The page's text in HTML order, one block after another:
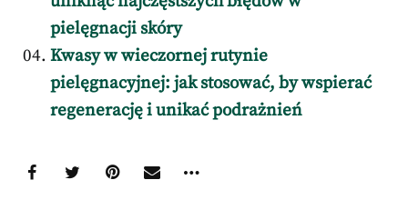
pielęgnacji skóry
Kwasy w wieczornej rutynie
pielęgnacyjnej: jak stosować, by wspierać
regenerację i unikać podrażnień